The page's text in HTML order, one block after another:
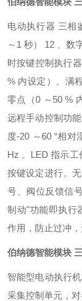
电动执行器 三相
～ 1秒） 12 、数
时按键控制执行
% 内设定）、满
零点（0 ～ 50 %
远程手动控制功
度-20 ～60 °相对
Hz 。 LED指示工
按键设定进行。
号、阀位反馈信
制动"功能即执行
作用，防止过冲，
伯纳德智能模块
智能型电动执行
采集控制单元，